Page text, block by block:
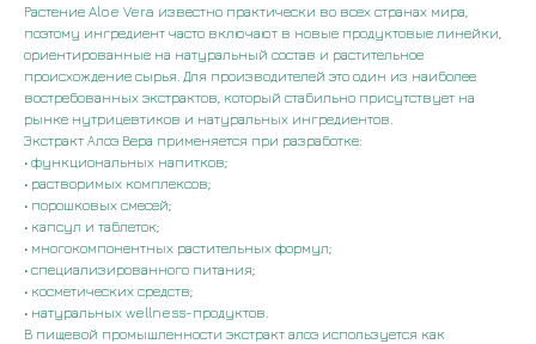
Растение Aloe Vera известно практически во всех странах мира,
поэтому ингредиент часто включают в новые продуктовые линейки,
ориентированные на натуральный состав и растительное
происхождение сырья. Для производителей это один из наиболее
востребованных экстрактов, который стабильно присутствует на
рынке нутрицевтиков и натуральных ингредиентов.
Экстракт Алоэ Вера применяется при разработке:
• функциональных напитков;
• растворимых комплексов;
• порошковых смесей;
• капсул и таблеток;
• многокомпонентных растительных формул;
• специализированного питания;
• косметических средств;
• натуральных wellness-продуктов.
В пищевой промышленности экстракт алоэ используется как